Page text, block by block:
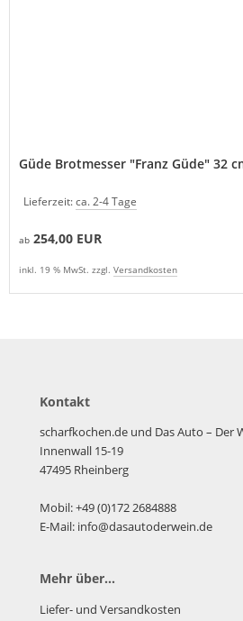
Güde Brotmesser "Franz Güde" 32
Lieferzeit:ca. 2-4 Tage
ab 254,00 EUR
inkl. 19 % MwSt. zzgl. Versandkosten
Kontakt
scharfkochen.de und Das Auto – Der
Innenwall 15-19
47495 Rheinberg
Mobil: +49 (0)172 2684888
E-Mail: info@dasautoderwein.de
Mehr über...
Liefer- und Versandkosten